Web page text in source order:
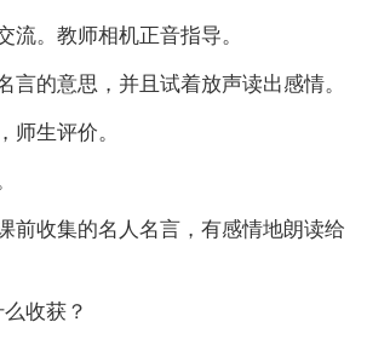
流。教师相机正音指导。
言的意思，并且试着放声读出感情。
师生评价。
前收集的名人名言，有感情地朗读给
收获？